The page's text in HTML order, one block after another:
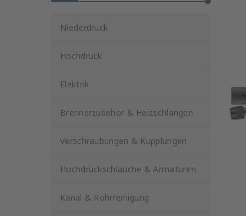
Niederdruck
Hochdruck
Elektrik
Brennerzubehör & Heizschlangen
Verschraubungen & Kupplungen
Hochdruckschläuche & Armaturen
Kanal & Rohrreinigung